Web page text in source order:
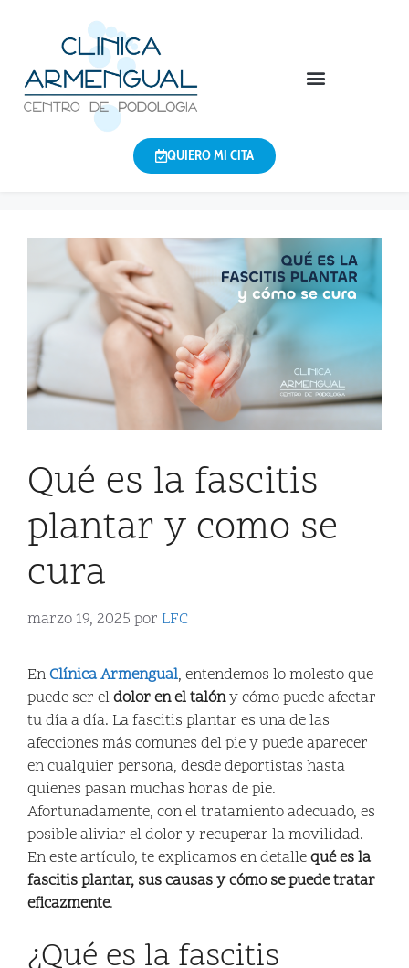
QUIERO MI CITA
Qué es la fascitis
plantar y como se
cura
marzo 19, 2025 por LFC
EnClínica Armengual, entendemos lo molesto que
puede ser eldolor en el talóny cómo puede afectar
tu día a día. La fascitis plantar es una de las
afecciones más comunes del pie y puede aparecer
en cualquier persona, desde deportistas hasta
quienes pasan muchas horas de pie.
Afortunadamente, con el tratamiento adecuado, es
posible aliviar el dolor y recuperar la movilidad.
En este artículo, te explicamos en detallequé es la
fascitis plantar, sus causas y cómo se puede tratar
eficazmente.
¿Qué es la fascitis